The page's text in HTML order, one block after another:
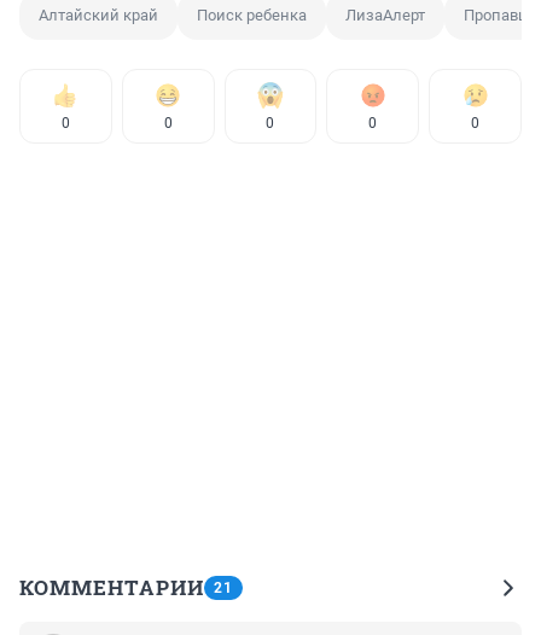
Алтайский край Поиск ребенка ЛизаАлерт
0 0 0 0 0
КОММЕНТАРИИ 21